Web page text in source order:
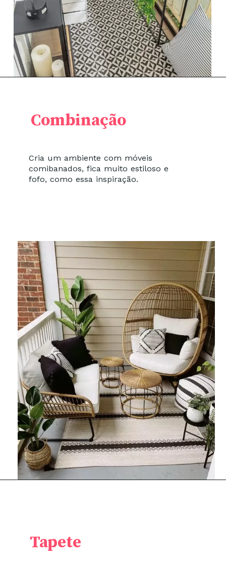
Cria um ambiente com móveis
comibanados, fica muito estiloso e
fofo, como essa inspiração.
Combinação
Tapete